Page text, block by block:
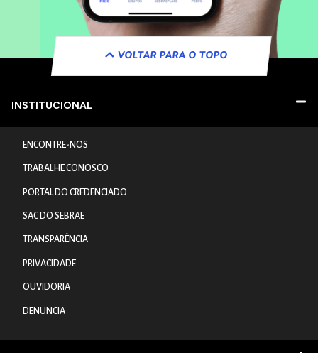
VOLTAR PARA O TOPO
INSTITUCIONAL
ENCONTRE-NOS
TRABALHE CONOSCO
PORTAL DO CREDENCIADO
SAC DO SEBRAE
TRANSPARÊNCIA
PRIVACIDADE
OUVIDORIA
DENUNCIA